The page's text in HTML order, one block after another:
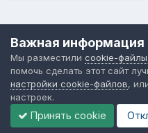
Форум
Powered by
Важная информация
Мы разместили cookie-файлы
помочь сделать этот сайт
настройки cookie-файлов,
настроек.
Принять cookie